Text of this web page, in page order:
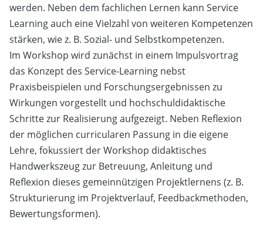
werden. Neben dem fachlichen Lernen kann Service
Learning auch eine Vielzahl von weiteren Kompetenzen
stärken, wie z. B. Sozial- und Selbstkompetenzen.
Im Workshop wird zunächst in einem Impulsvortrag
das Konzept des Service-Learning nebst
Praxisbeispielen und Forschungsergebnissen zu
Wirkungen vorgestellt und hochschuldidaktische
Schritte zur Realisierung aufgezeigt. Neben Reflexion
der möglichen curricularen Passung in die eigene
Lehre, fokussiert der Workshop didaktisches
Handwerkszeug zur Betreuung, Anleitung und
Reflexion dieses gemeinnützigen Projektlernens (z. B.
Strukturierung im Projektverlauf, Feedbackmethoden,
Bewertungsformen).